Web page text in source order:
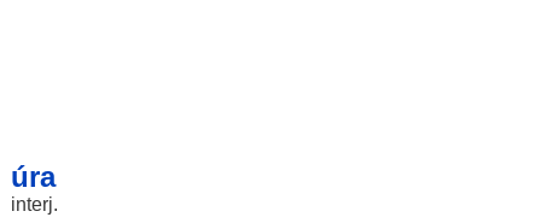
úra
interj.